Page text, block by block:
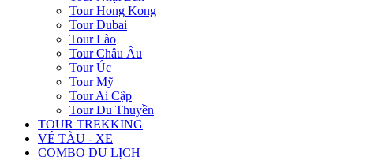
Tour Hong Kong
Tour Dubai
Tour Lào
Tour Châu Âu
Tour Úc
Tour Mỹ
Tour Ai Cập
Tour Du Thuyền
TOUR TREKKING
VÉ TÀU - XE
COMBO DU LỊCH